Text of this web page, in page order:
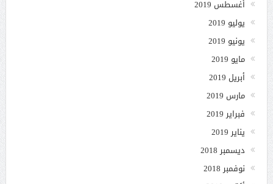
أغسطس 2019
يوليو 2019
يونيو 2019
مايو 2019
أبريل 2019
مارس 2019
فبراير 2019
يناير 2019
ديسمبر 2018
نوفمبر 2018